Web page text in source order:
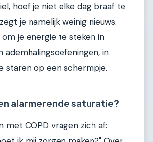
hoef je niet elke dag braaf te
je namelijk weinig nieuws.
je energie te steken in
ademhalingsoefeningen, in
staren op een schermpje.
alarmerende saturatie?
met COPD vragen zich af: